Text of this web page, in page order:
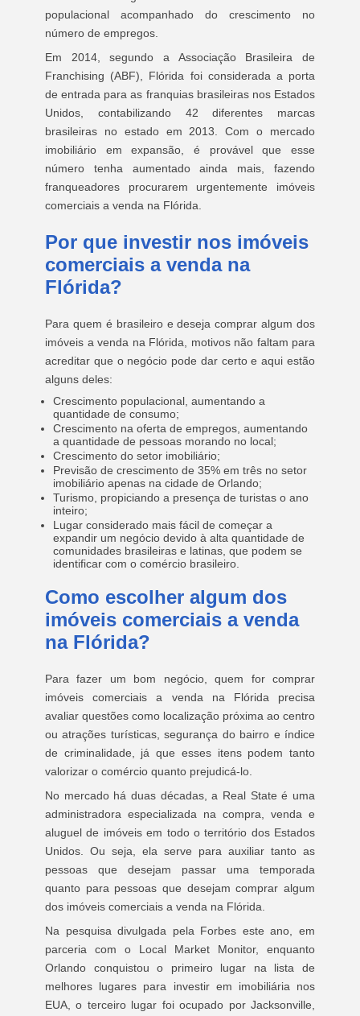
populacional acompanhado do crescimento no
número de empregos.
Em 2014, segundo a Associação Brasileira de
Franchising (ABF), Flórida foi considerada a porta
de entrada para as franquias brasileiras nos Estados
Unidos, contabilizando 42 diferentes marcas
brasileiras no estado em 2013. Com o mercado
imobiliário em expansão, é provável que esse
número tenha aumentado ainda mais, fazendo
franqueadores procurarem urgentemente imóveis
comerciais a venda na Flórida.
Por que investir nos imóveis
comerciais a venda na
Flórida?
Para quem é brasileiro e deseja comprar algum dos
imóveis a venda na Flórida, motivos não faltam para
acreditar que o negócio pode dar certo e aqui estão
alguns deles:
Crescimento populacional, aumentando a
quantidade de consumo;
Crescimento na oferta de empregos, aumentando
a quantidade de pessoas morando no local;
Crescimento do setor imobiliário;
Previsão de crescimento de 35% em três no setor
imobiliário apenas na cidade de Orlando;
Turismo, propiciando a presença de turistas o ano
inteiro;
Lugar considerado mais fácil de começar a
expandir um negócio devido à alta quantidade de
comunidades brasileiras e latinas, que podem se
identificar com o comércio brasileiro.
Como escolher algum dos
imóveis comerciais a venda
na Flórida?
Para fazer um bom negócio, quem for comprar
imóveis comerciais a venda na Flórida precisa
avaliar questões como localização próxima ao centro
ou atrações turísticas, segurança do bairro e índice
de criminalidade, já que esses itens podem tanto
valorizar o comércio quanto prejudicá-lo.
No mercado há duas décadas, a Real State é uma
administradora especializada na compra, venda e
aluguel de imóveis em todo o território dos Estados
Unidos. Ou seja, ela serve para auxiliar tanto as
pessoas que desejam passar uma temporada
quanto para pessoas que desejam comprar algum
dos imóveis comerciais a venda na Flórida.
Na pesquisa divulgada pela Forbes este ano, em
parceria com o Local Market Monitor, enquanto
Orlando conquistou o primeiro lugar na lista de
melhores lugares para investir em imobiliária nos
EUA, o terceiro lugar foi ocupado por Jacksonville,